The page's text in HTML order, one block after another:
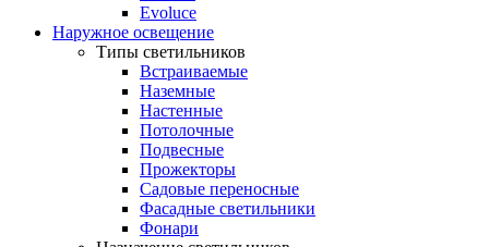
Evoluce
Наружное освещение
Типы светильников
Встраиваемые
Наземные
Настенные
Потолочные
Подвесные
Прожекторы
Садовые переносные
Фасадные светильники
Фонари